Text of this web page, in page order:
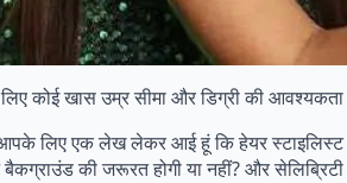
कोई खास उम्र सीमा और डिग्री की
लिए एक लेख लेकर आई हूं कि हेयर
की जरूरत होगी या नहीं? और